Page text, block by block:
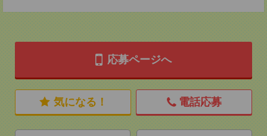
応募ページへ
気になる！ 電話応募